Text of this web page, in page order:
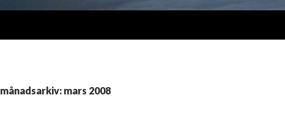
månadsarkiv: mars 2008